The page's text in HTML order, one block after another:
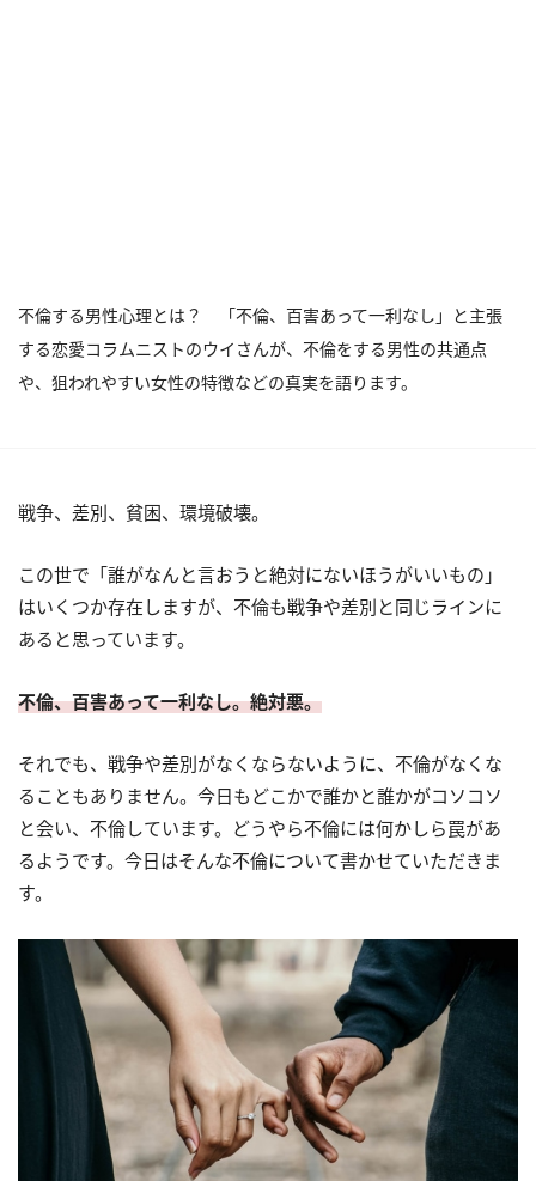
不倫する男性心理とは？ 「不倫、百害あって一利なし」と主張
する恋愛コラムニストのウイさんが、不倫をする男性の共通点
や、狙われやすい女性の特徴などの真実を語ります。
戦争、差別、貧困、環境破壊。
この世で「誰がなんと言おうと絶対にないほうがいいもの」
はいくつか存在しますが、不倫も戦争や差別と同じラインに
あると思っています。
不倫、百害あって一利なし。絶対悪。
それでも、戦争や差別がなくならないように、不倫がなくな
ることもありません。今日もどこかで誰かと誰かがコソコソ
と会い、不倫しています。どうやら不倫には何かしら罠があ
るようです。今日はそんな不倫について書かせていただきま
す。